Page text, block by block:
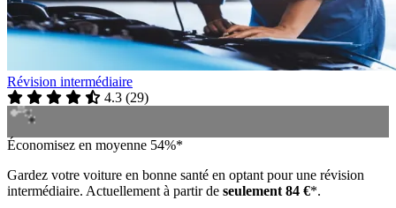
Révision intermédiaire
4.3 (29)
Économisez en moyenne 54%*
Gardez votre voiture en bonne santé en optant pour une révision
intermédiaire. Actuellement à partir de seulement 84 €*.